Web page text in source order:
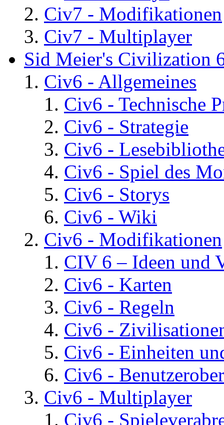
Civ7 - Modifikationen
Civ7 - Multiplayer
Sid Meier's Civilization
Civ6 - Allgemeines
Civ6 - Technische
Civ6 - Strategie
Civ6 -
Civ6 - Spiel des
Civ6 - Storys
Civ6 - Wiki
Civ6 - Modifikationen
CIV 6 – Ideen und
Civ6 - Karten
Civ6 - Regeln
Civ6 -
Civ6 - Einheiten
Civ6 -
Civ6 - Multiplayer
Civ6 -